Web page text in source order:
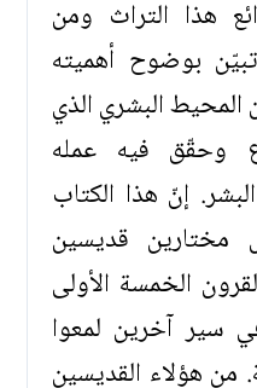
هذا التراث ومن
بوضوح أهميته
المحيط البشري الذي
وحقّق فيه عمله
إنّ هذا الكتاب
قديسين
الخمسة الأولى
سير آخرين لمعوا
من هؤلاء القديسين